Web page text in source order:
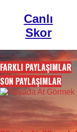
Canlı
Skor
FARKLI PAYLAŞIMLAR
SON PAYLAŞIMLAR